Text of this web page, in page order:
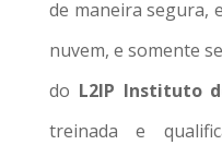
de maneira segura,
nuvem, e somente
do L2IP Instituto
treinada e